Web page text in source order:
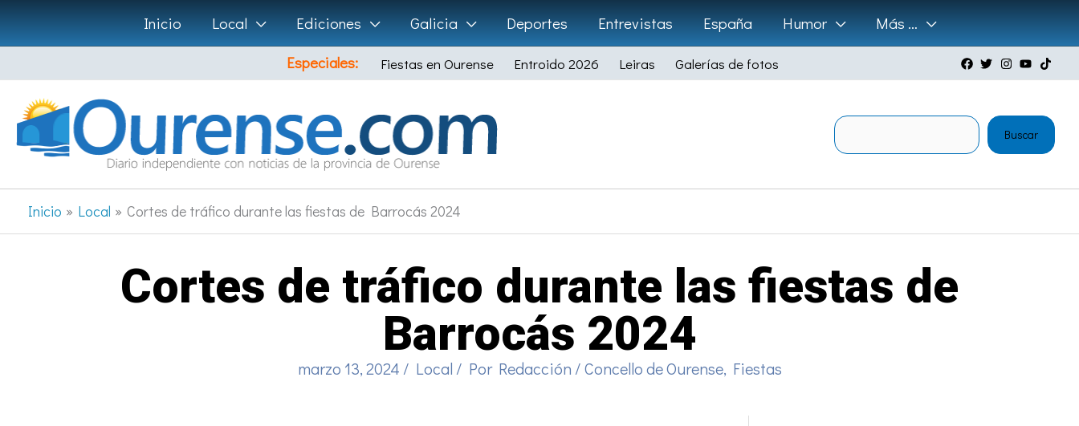
Ir
al
contenido
Inicio Local Ediciones Galicia Deportes Entrevistas España Humor
Más …
Especiales:
Fiestas en Ourense Entroido 2026 Leiras Galerías de fotos
Buscar
Inicio Local Cortes de tráfico durante las fiestas de Barrocás 2024
Cortes de tráfico durante las fiestas de
Barrocás 2024
marzo 13, 2024 / Local / Por Redacción /Concello de Ourense, Fiestas